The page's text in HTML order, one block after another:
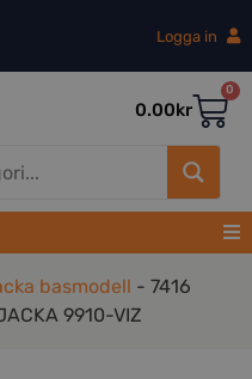
Logga in
0.00kr
0
basmodell - 7416
9910-VIZ